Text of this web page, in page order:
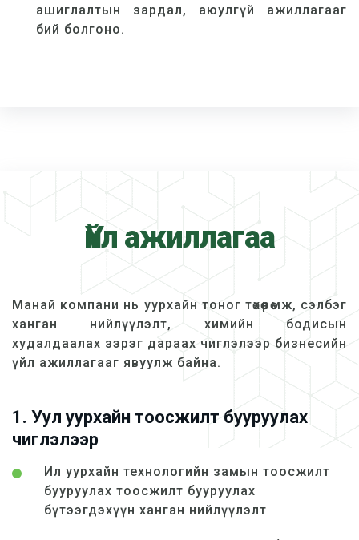
ашиглалтын зардал, аюулгүй ажиллагааг
бий болгоно.
Үйл ажиллагаа
Манай компани нь уурхайн тоног төхөөрөмж, сэлбэг
ханган нийлүүлэлт, химийн бодисын
худалдаалах зэрэг дараах чиглэлээр бизнесийн
үйл ажиллагааг явуулж байна.
1. Уул уурхайн тоосжилт бууруулах
чиглэлээр
Ил уурхайн технологийн замын тоосжилт
бууруулах тоосжилт бууруулах
бүтээгдэхүүн ханган нийлүүлэлт